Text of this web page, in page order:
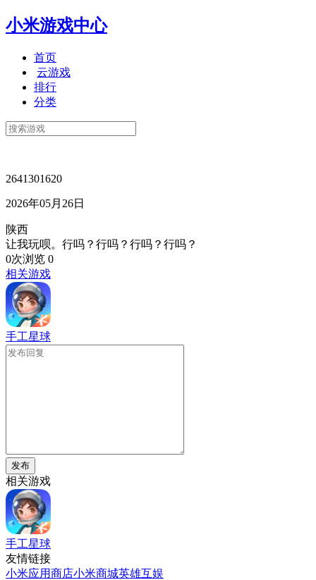
小米游戏中心
首页
云游戏
排行
分类
2641301620
2026年05月26日
陕西
让我玩呗。行吗？行吗？行吗？行吗？
0次浏览 0
相关游戏
手工星球
发布
相关游戏
手工星球
友情链接
小米应用商店小米商城英雄互娱